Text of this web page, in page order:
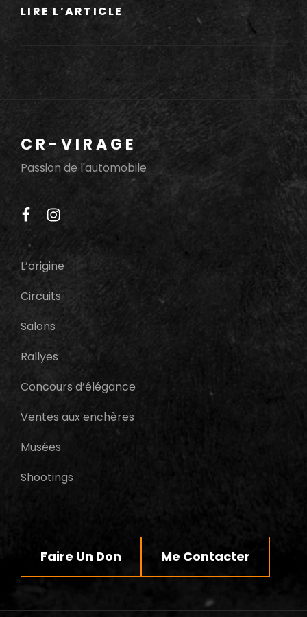
LIRE L’ARTICLE
BLANCPAIN
GT
SERIES
RICARD
24-
26
JUIN
2016
CR-VIRAGE
Passion de l'automobile
facebook
instagram
L’origine
Circuits
Salons
Rallyes
Concours d’élégance
Ventes aux enchères
Musées
Shootings
Faire Un Don Me Contacter